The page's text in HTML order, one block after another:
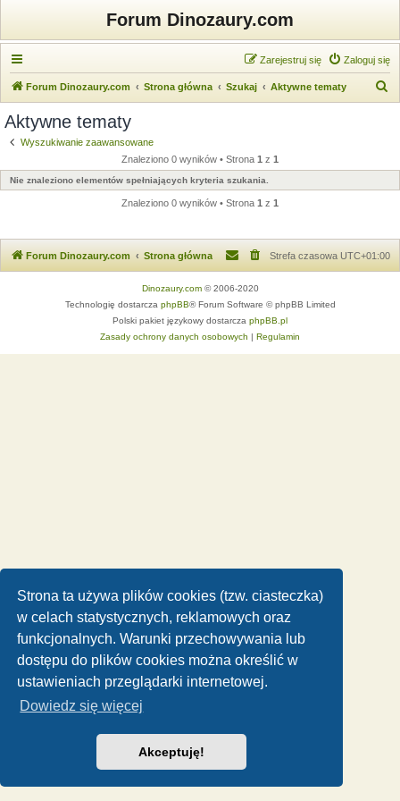
Strona ta używa plików cookies (tzw. ciasteczka)
w celach statystycznych, reklamowych oraz
funkcjonalnych. Warunki przechowywania lub
dostępu do plików cookies można określić w
ustawieniach przeglądarki internetowej.
Dowiedz się więcej
Akceptuję!
Forum Dinozaury.com
Zaloguj się
Zarejestruj się
Forum Dinozaury.com Strona główna Szukaj Aktywne tematy
a
j
Aktywne tematy
Wyszukiwanie zaawansowane
Znaleziono 0 wyników • Strona 1 z 1
Nie znaleziono elementów spełniających kryteria szukania.
Znaleziono 0 wyników • Strona 1 z 1
Forum Dinozaury.com Strona główna Strefa czasowa UTC+01:00
Dinozaury.com© 2006-2020
Technologię dostarcza phpBB® Forum Software © phpBB Limited
Polski pakiet językowy dostarcza phpBB.pl
Zasady ochrony danych osobowych | Regulamin